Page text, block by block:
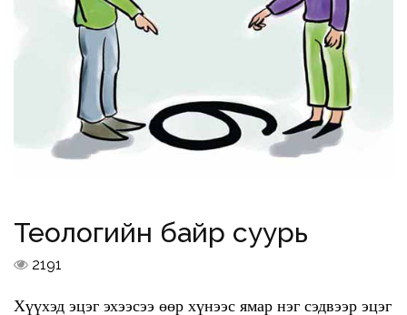
Теологийн байр суурь
2191
Хүүхэд эцэг эхээсээ өөр хүнээс ямар нэг сэдвээр эцэг